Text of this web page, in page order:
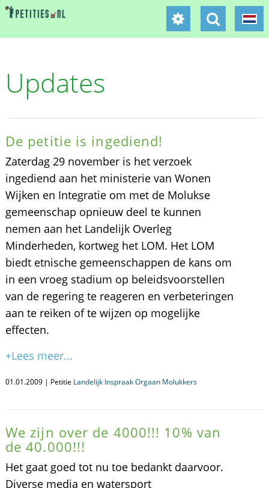
Updates
De petitie is ingediend!
Zaterdag 29 november is het verzoek
ingediend aan het ministerie van Wonen
Wijken en Integratie om met de Molukse
gemeenschap opnieuw deel te kunnen
nemen aan het Landelijk Overleg
Minderheden, kortweg het LOM. Het LOM
biedt etnische gemeenschappen de kans om
in een vroeg stadium op beleidsvoorstellen
van de regering te reageren en verbeteringen
aan te reiken of te wijzen op mogelijke
effecten.
+Lees meer...
01.01.2009 | Petitie Landelijk Inspraak Orgaan Molukkers
We zijn over de 4000!!! 10% van
de 40.000!!!
Het gaat goed tot nu toe bedankt daarvoor.
Diverse media en watersport